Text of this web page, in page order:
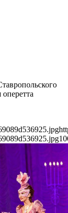
оперетта